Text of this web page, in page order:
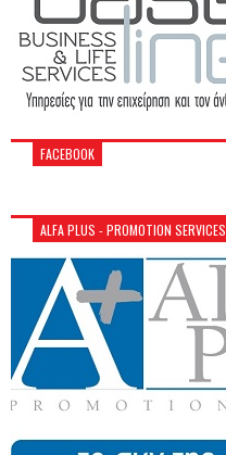
FACEBOOK
ALFA PLUS - PROMOTION SERVICES